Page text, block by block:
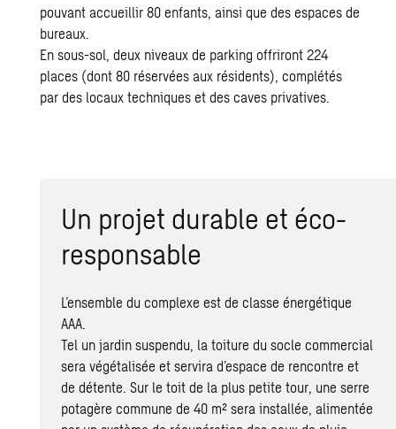
pouvant accueillir 80 enfants, ainsi que des espaces de
bureaux.
En sous-sol, deux niveaux de parking offriront 224
places (dont 80 réservées aux résidents), complétés
par des locaux techniques et des caves privatives.
Un projet durable et éco-
responsable
L’ensemble du complexe est de classe énergétique
AAA.
Tel un jardin suspendu, la toiture du socle commercial
sera végétalisée et servira d’espace de rencontre et
de détente. Sur le toit de la plus petite tour, une serre
potagère commune de 40 m² sera installée, alimentée